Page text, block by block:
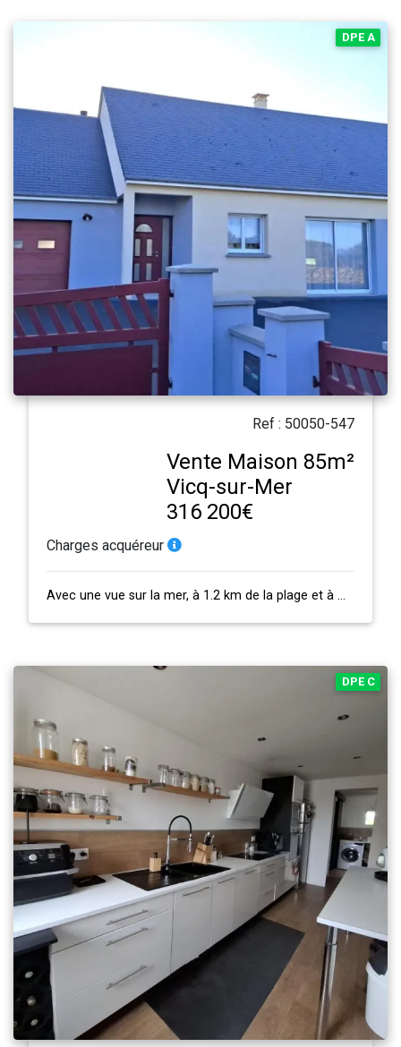
DPE A
Ref : 50050-547
Vente Maison 85m²
Vicq-sur-Mer
316 200€
Charges acquéreur
Avec une vue sur la mer, à 1.2 km de la plage et à moins de 5 kms des commerces…
DPE C